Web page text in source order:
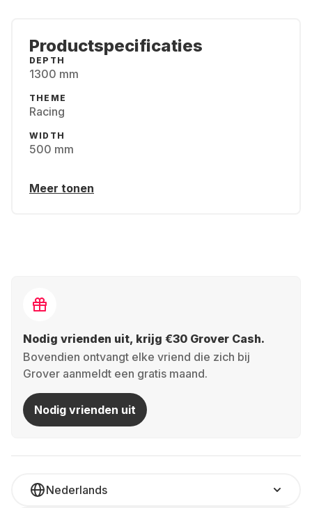
Productspecificaties
DEPTH
1300 mm
THEME
Racing
WIDTH
500 mm
Meer tonen
Nodig vrienden uit, krijg €30 Grover Cash.
Bovendien ontvangt elke vriend die zich bij
Grover aanmeldt een gratis maand.
Nodig vrienden uit
Nederlands